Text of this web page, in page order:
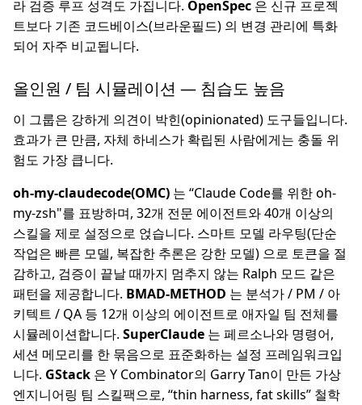
라 검증 루프 성격도 가집니다. OpenSpec 은 신규 프로젝
트보다 기존 코드베이스(브라운필드) 의 변경 관리에 특화
되어 자주 비교됩니다.
올인원 / 팀 시뮬레이션 — 침습도 높음
이 그룹은 강하게 의견이 박힌(opinionated) 도구들입니다.
효과가 큰 만큼, 자체 하네스가 확립된 사람에게는 충돌 위
험도 가장 큽니다.
oh-my-claudecode(OMC) 는 “Claude Code를 위한 oh-
my-zsh"를 표방하며, 32개 전문 에이전트와 40개 이상의
스킬을 제로 설정으로 얹습니다. 스마트 모델 라우팅(단순
작업은 빠른 모델, 복잡한 추론은 강한 모델) 으로 토큰을 절
감하고, 검증이 끝날 때까지 멈추지 않는 Ralph 모드 같은
패턴을 제공합니다. BMAD-METHOD 는 분석가 / PM / 아
키텍트 / QA 등 12개 이상의 에이전트로 애자일 팀 전체를
시뮬레이션합니다. SuperClaude 는 페르소나와 명령어,
세션 메모리를 한 묶음으로 표준화하는 설정 프레임워크입
니다. GStack 은 Y Combinator의 Garry Tan이 만든 가상
엔지니어링 팀 스킬팩으로, “thin harness, fat skills” 철학